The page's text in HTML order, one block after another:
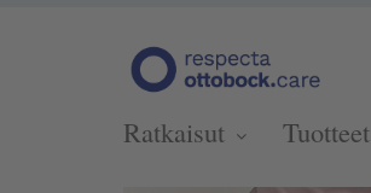
Ratkaisut Tuotteet